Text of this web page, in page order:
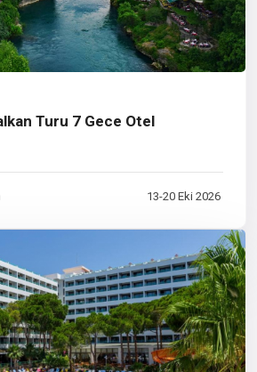
Turu 7 Gece Otel
13-20 Eki 2026